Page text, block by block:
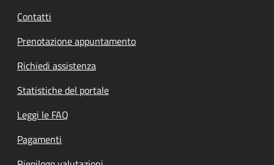
Contatti
Prenotazione appuntamento
Richiedi assistenza
Statistiche del portale
Leggi le FAQ
Pagamenti